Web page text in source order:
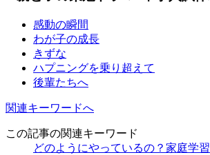
感動の瞬間
わが子の成長
きずな
ハプニングを乗り超えて
後輩たちへ
関連キーワードへ
この記事の関連キーワード
どのようにやっているの？家庭学習